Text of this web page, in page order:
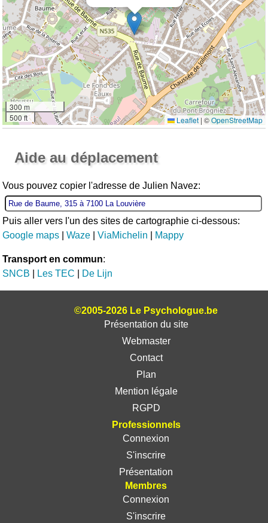
300 m
500 ft
Leaflet | ©OpenStreetMap
Aide au déplacement
Vous pouvez copier l'adresse de Julien Navez:
Puis aller vers l'un des sites de cartographie ci-dessous:
Google maps |Waze |ViaMichelin Mappy
Transport en commun:
SNCB
Les TEC De Lijn
©2005-2026 Le Psychologue.be
Présentation du site
Webmaster
Contact
Plan
Mention légale
RGPD
Professionnels
Connexion
S'inscrire
Présentation
Membres
Connexion
S'inscrire